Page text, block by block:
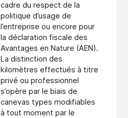
cadre du respect de la
politique d’usage de
l’entreprise ou encore pour
la déclaration fiscale des
Avantages en Nature (AEN).
La distinction des
kilomètres effectués à titre
privé ou professionnel
s’opère par le biais de
canevas types modifiables
à tout moment par le